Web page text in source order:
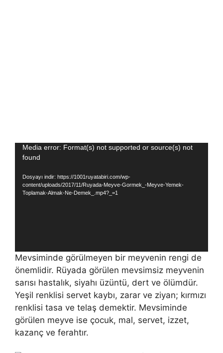
Video
oynatıcı
Media error: Format(s) not supported or source(s) not
found
Dosyayı indir: https://1001ruyatabiri.com/wp-
content/uploads/2017/11/Ruyada-Meyve-Gormek_-Meyve-Yemek-
Toplamak-Almak-Ne-Demek_.mp4?_=1
Mevsiminde görülmeyen bir meyvenin rengi de
önemlidir. Rüyada görülen mevsimsiz meyvenin
sarısı hastalık, siyahı üzüntü, dert ve ölümdür.
Yeşil renklisi servet kaybı, zarar ve ziyan; kırmızı
renklisi tasa ve telaş demektir. Mevsiminde
görülen meyve ise çocuk, mal, servet, izzet,
kazanç ve ferahtır.